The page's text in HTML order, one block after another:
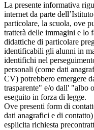
La presente informativa
internet da parte
particolare, la scuola, ove
tratterà delle immagini e lo
didattiche di particolare
identificabili gli alunni in
identifichi nel
personali (come dati
CV) potrebbero emergere
trasparente" e/o dall' "albo
eseguito in forza di legge.
Ove presenti form di
dati anagrafici e di
esplicita richiesta